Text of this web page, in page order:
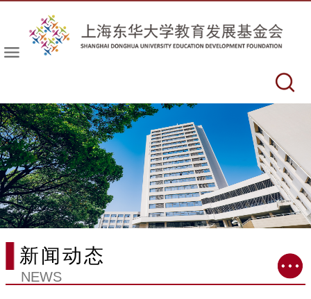
新闻动态
NEWS